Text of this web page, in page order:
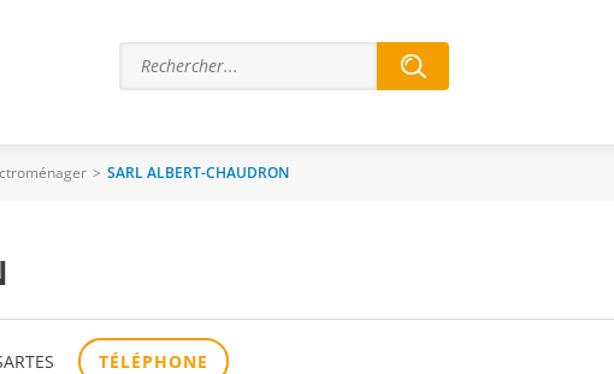
> SARL ALBERT-CHAUDRON
TÉLÉPHONE